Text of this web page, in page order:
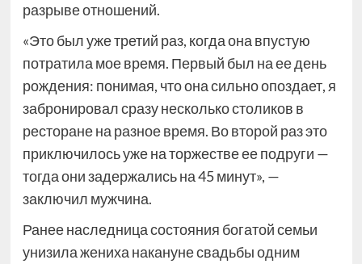
разрыве отношений.
«Это был уже третий раз, когда она впустую
потратила мое время. Первый был на ее день
рождения: понимая, что она сильно опоздает, я
забронировал сразу несколько столиков в
ресторане на разное время. Во второй раз это
приключилось уже на торжестве ее подруги —
тогда они задержались на 45 минут», —
заключил мужчина.
Ранее наследница состояния богатой семьи
унизила жениха накануне свадьбы одним